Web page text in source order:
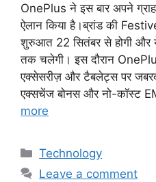
OnePlus ने इस बार अपने
ऐलान किया है।ब्रांड की
शुरुआत 22 सितंबर से होगी
तक चलेगी। इस दौरान
एक्सेसरीज़ और टैबलेट्स पर
एक्सचेंज बोनस और नो-कॉस्ट
more
Categories
Technology
Leave a comment